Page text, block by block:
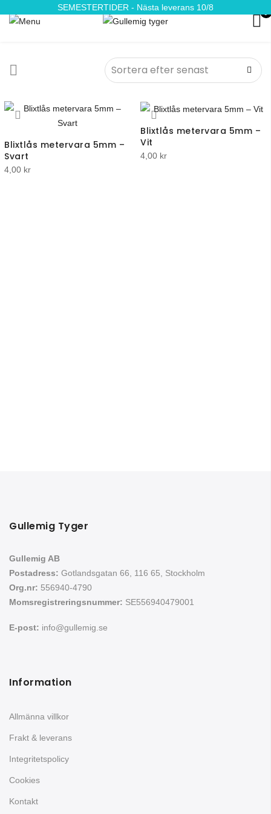
SEMESTERTIDER - Nästa leverans 10/8
0
Blixtlås metervara 5mm –
Svart
4,00 kr
Blixtlås metervara 5mm –
Vit
4,00 kr
Gullemig Tyger
Gullemig AB
Postadress: Gotlandsgatan 66, 116 65, Stockholm
Org.nr: 556940-4790
Momsregistreringsnummer: SE556940479001
E-post: info@gullemig.se
Information
Allmänna villkor
Frakt & leverans
Integritetspolicy
Cookies
Kontakt